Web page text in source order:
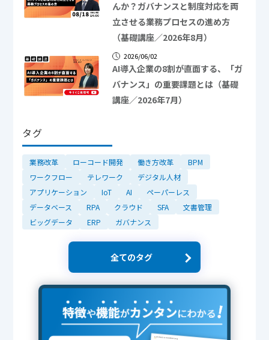
んか？ガバナンスと制度対応を両
立させる業務プロセスの進め方
（基礎講座／2026年8月）
2026/06/02
AI導入企業の8割が直面する、「ガ
バナンス」の重要課題とは（基礎
講座／2026年7月）
タグ
業務改革 ローコード開発 働き方改革
BPM
ワークフロー
テレワーク
デジタル人材
アプリケーション
IoT AI
ペーパーレス
データベース
RPA クラウド SFA
文書管理
ビッグデータ
ERP ガバナンス
全てのタグ